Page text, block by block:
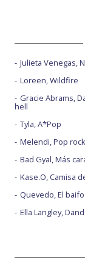
Julieta Venegas,
Loreen, Wildfire
Gracie Abrams,
hell
Tyla, A*Pop
Melendi, Pop rock
Bad Gyal, Más
Kase.O, Camisa
Quevedo, El baifo
Ella Langley,